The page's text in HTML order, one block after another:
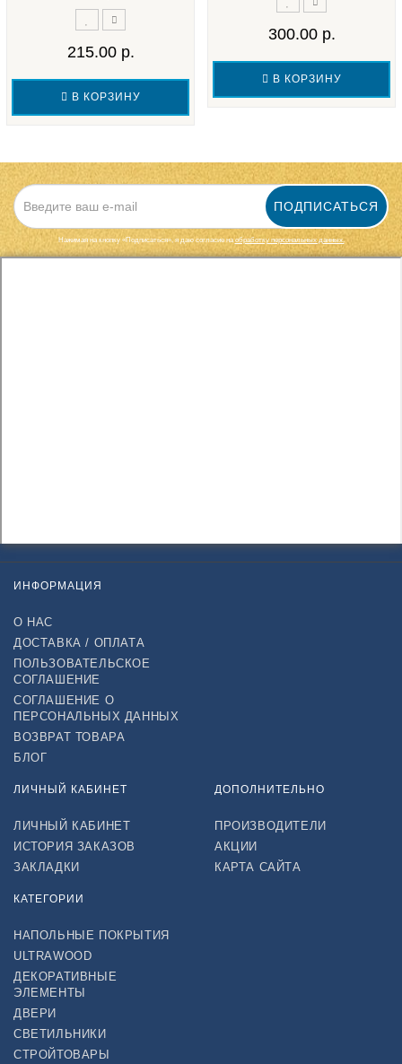
215.00 р.
В КОРЗИНУ
300.00 р.
В КОРЗИНУ
ПОДПИСАТЬСЯ
Нажимая на кнопку «Подписаться», я даю cогласие на обработку персональных данных.
ИНФОРМАЦИЯ
О НАС
ДОСТАВКА / ОПЛАТА
ПОЛЬЗОВАТЕЛЬСКОЕ
СОГЛАШЕНИЕ
СОГЛАШЕНИЕ О
ПЕРСОНАЛЬНЫХ ДАННЫХ
ВОЗВРАТ ТОВАРА
БЛОГ
ЛИЧНЫЙ КАБИНЕТ
ЛИЧНЫЙ КАБИНЕТ
ИСТОРИЯ ЗАКАЗОВ
ЗАКЛАДКИ
ДОПОЛНИТЕЛЬНО
ПРОИЗВОДИТЕЛИ
АКЦИИ
КАРТА САЙТА
КАТЕГОРИИ
НАПОЛЬНЫЕ ПОКРЫТИЯ
ULTRAWOOD
ДЕКОРАТИВНЫЕ
ЭЛЕМЕНТЫ
ДВЕРИ
СВЕТИЛЬНИКИ
СТРОЙТОВАРЫ